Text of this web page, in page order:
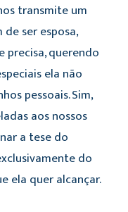
transmite um
ser esposa,
precisa, querendo
ela não
pessoais. Sim,
aos nossos
a tese do
do
ela quer alcançar.